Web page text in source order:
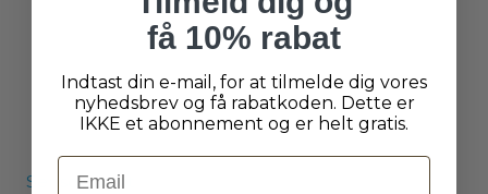
Sensor Light
få 10% rabat
Indtast din e-mail, for at tilmelde dig vores
nyhedsbrev og få rabatkoden. Dette er
IKKE et abonnement og er helt gratis.
Email